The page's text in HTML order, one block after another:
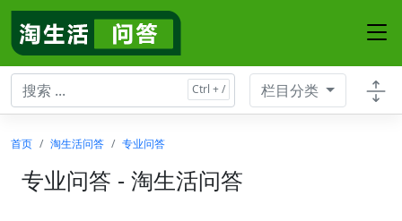
栏目分类
首页 淘生活问答 专业问答
专业问答 - 淘生活问答